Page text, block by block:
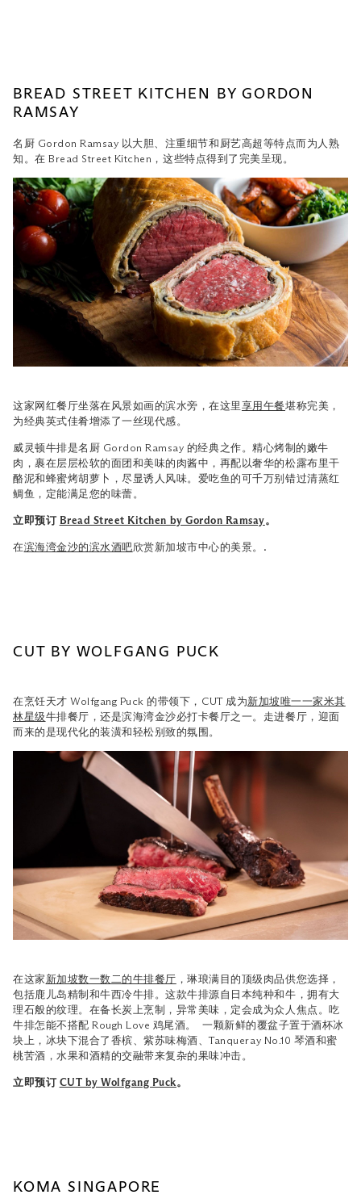
BREAD STREET KITCHEN BY GORDON
RAMSAY
名厨 Gordon Ramsay 以大胆、注重细节和厨艺高超等特点而为人熟
知。在 Bread Street Kitchen，这些特点得到了完美呈现。
这家网红餐厅坐落在风景如画的滨水旁，在这里享用午餐堪称完美，
为经典英式佳肴增添了一丝现代感。
威灵顿牛排是名厨 Gordon Ramsay 的经典之作。精心烤制的嫩牛
肉，裹在层层松软的面团和美味的肉酱中，再配以奢华的松露布里干
酪泥和蜂蜜烤胡萝卜，尽显诱人风味。 爱吃鱼的可千万别错过清蒸红
鲷鱼，定能满足您的味蕾。
立即预订 Bread Street Kitchen by Gordon Ramsay。
在滨海湾金沙的滨水酒吧欣赏新加坡市中心的美景。 .
CUT BY WOLFGANG PUCK
在烹饪天才 Wolfgang Puck 的带领下，CUT 成为新加坡唯一一家米其
林星级牛排餐厅，还是滨海湾金沙必打卡餐厅之一。走进餐厅，迎面
而来的是现代化的装潢和轻松别致的氛围。
在这家 新加坡数一数二的牛排餐厅 ，琳琅满目的顶级肉品供您选择，
包括鹿儿岛精制和牛西冷牛排。这款牛排源自日本纯种和牛，拥有大
理石般的纹理。在备长炭上烹制，异常美味，定会成为众人焦点。吃
牛排怎能不搭配 Rough Love 鸡尾酒。 一颗新鲜的覆盆子置于酒杯冰
块上，冰块下混合了香槟、紫苏味梅酒、Tanqueray No.10 琴酒和蜜
桃苦酒，水果和酒精的交融带来复杂的果味冲击。
立即预订 CUT by Wolfgang Puck。
KOMA SINGAPORE